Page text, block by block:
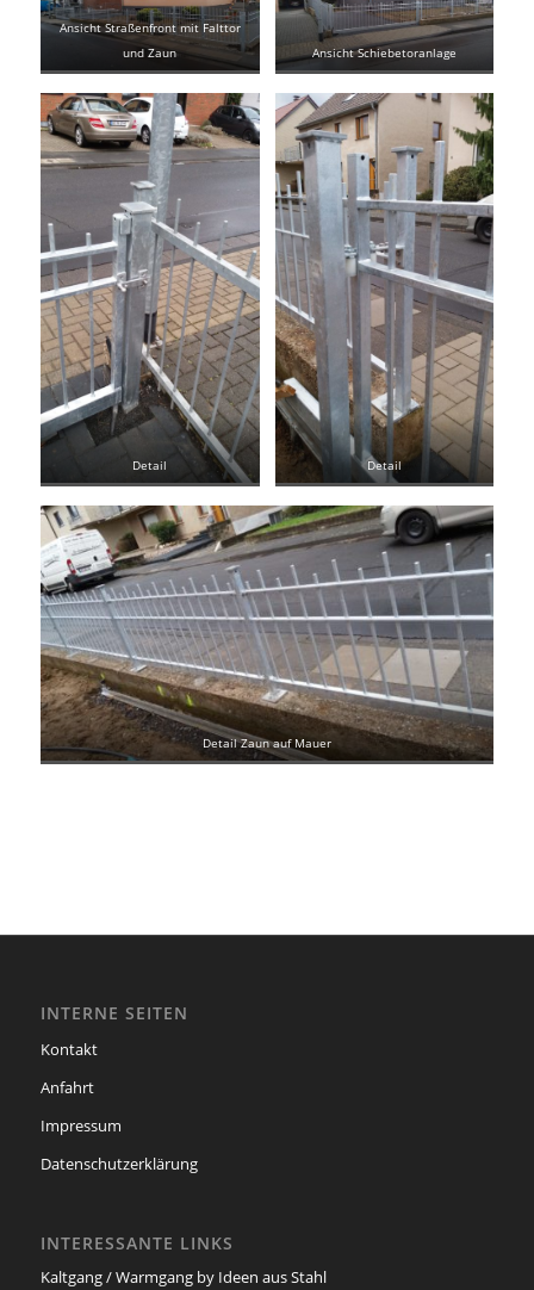
Ansicht Straßenfront mit Falttor
und Zaun
Ansicht Schiebetoranlage
Detail Detail
Detail Zaun auf Mauer
INTERNE SEITEN
Kontakt
Anfahrt
Impressum
Datenschutzerklärung
INTERESSANTE LINKS
Kaltgang / Warmgang by Ideen aus Stahl